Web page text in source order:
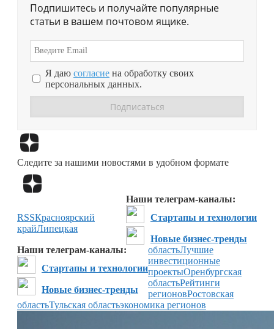
Подпишитесь и получайте популярные
статьи в вашем почтовом ящике.
Я даю согласие на обработку своих
персональных данных.
Следите за нашими новостями в удобном формате
Наши телеграм-каналы:
Стартапы и технологии
Новые бизнес-тренды
Наши телеграм-каналы:
Стартапы и технологии
Новые бизнес-тренды
RSSКрасноярский
крайЛипецкая
областьЛучшие
инвестиционные
проектыОренбургская
областьРейтинги
регионовРостовская
областьТульская областьэкономика регионов